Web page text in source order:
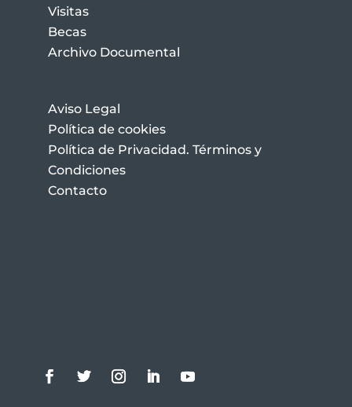
Visitas
Becas
Archivo Documental
Aviso Legal
Política de cookies
Política de Privacidad. Términos y
Condiciones
Contacto